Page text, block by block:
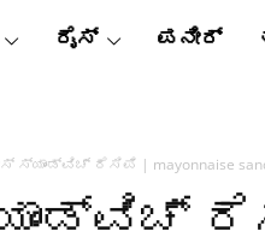
ರೈಸ್ ಪನೀರ್
ಸ್ಯಾಂಡ್ವಿಚ್ ರೆಸಿಪಿ | mayonnaise